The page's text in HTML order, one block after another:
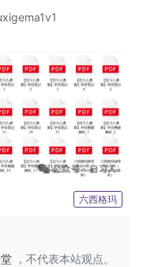
六西格玛
，不代表本站观点。